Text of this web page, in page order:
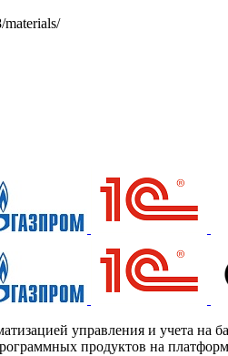
управления и учета на
продуктов на